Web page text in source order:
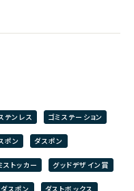
テンレス ゴミステーション
ポン ダスポン
ストッカー グッドデザイン賞
スポン ダストボックス